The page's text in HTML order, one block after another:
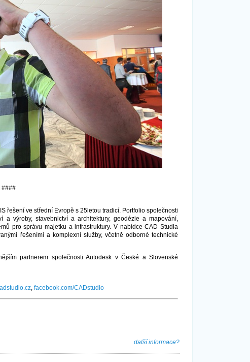
####
řešení ve střední Evropě s 25letou tradicí. Portfolio společnosti
výroby, stavebnictví a architektury, geodézie a mapování,
pro správu majetku a infrastruktury. V nabídce CAD Studia
řešeními a komplexní služby, včetně odborné technické
partnerem společnosti Autodesk v České a Slovenské
facebook.com/CADstudio
další informace?